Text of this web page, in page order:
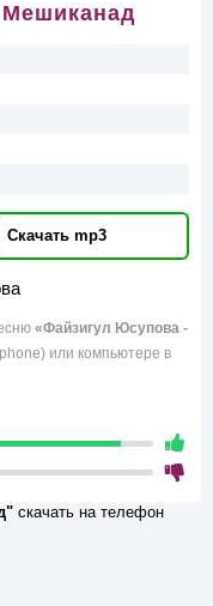
Мешиканад
Скачать mp3
«Файзигул Юсупова -
или компьютере в
скачать на телефон